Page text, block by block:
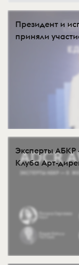
Президент и
приняли
Эксперты АБКР
Клуба Арт-